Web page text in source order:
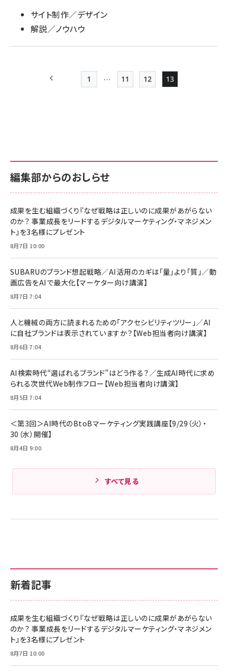
サイト制作／デザイン
解説／ノウハウ
前ページ 先頭ページ
1 …
Page
11
Page
12
Page
13
新着記事
成果を生む組織づくり『なぜ戦略は正しいのに成果があがらない
のか？ 事業成長をリードするデジタルマーケティング・マネジメン
ト』を3名様にプレゼント
8月7日 10:00
編集部からのおしらせ
成果を生む組織づくり『なぜ戦略は正しいのに成果があがらない
のか？ 事業成長をリードするデジタルマーケティング・マネジメン
ト』を3名様にプレゼント
8月7日 10:00
SUBARUのブランド想起戦略／AI活用のカギは「量」より「質」／動
画広告をAIで最大化【マーケター向け講演】
8月7日 7:04
人と機械の両方に読まれるための「アクセシビリティツリー」／AI
に自社ブランドは表示されていますか？【Web担当者向け講演】
8月6日 7:04
AI検索時代“選ばれるブランド”はどう作る？／生成AI時代に求め
られる次世代Web制作フロー【Web担当者向け講演】
8月5日 7:04
＜第3回＞AI時代のBtoBマーケティング実践講座【9/29（火）・
30（水）開催】
8月4日 9:00
すべて見る